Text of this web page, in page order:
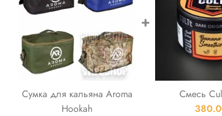
Сумка для кальяна Aroma
Hookah
+
Смесь